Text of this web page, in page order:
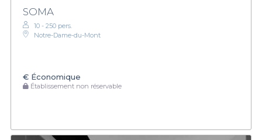
SOMA
10 - 250 pers.
Notre-Dame-du-Mont
€ Économique
Établissement non réservable